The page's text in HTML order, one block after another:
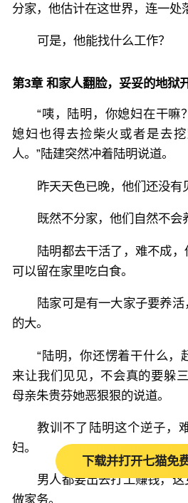
分家，他估计在这世界，连一处
可是，他能找什么工作？
第3章 和家人翻脸，妥妥的地狱
“咦，陆明，你媳妇在干嘛
媳妇也得去捡柴火或者是去
人。”陆建突然冲着陆明说道。
昨天天色已晚，他们还没有
既然不分家，他们自然不会
陆明都去干活了，难不成，
可以留在家里吃白食。
陆家可是有一大家子要养
的大。
“陆明，你还愣着干什么，
来让我们见见，不会真的要躲
母亲朱贵芬她恶狠狠的说道。
教训不了陆明这个逆子，
妇。
男人都要出去打工赚钱，
做家务。
下载并打开七猫免